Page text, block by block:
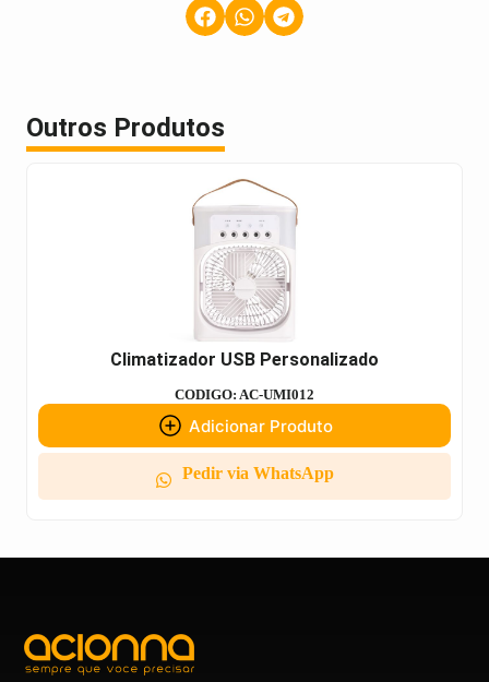
Outros Produtos
Climatizador USB Personalizado
CODIGO: AC-UMI012
Adicionar Produto
Pedir via WhatsApp